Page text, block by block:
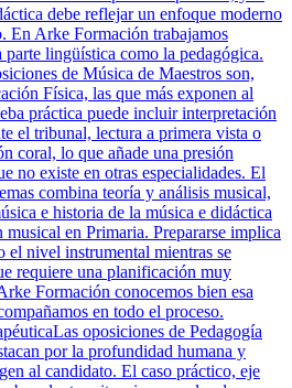
debe reflejar un enfoque moderno
En Arke Formación trabajamos
parte lingüística como la pedagógica.
de Música de Maestros son,
Física, las que más exponen al
práctica puede incluir interpretación
el tribunal, lectura a primera vista o
coral, lo que añade una presión
no existe en otras especialidades. El
combina teoría y análisis musical,
e historia de la música e didáctica
musical en Primaria. Prepararse implica
el nivel instrumental mientras se
requiere una planificación muy
Formación conocemos bien esa
en todo el proceso.
Las oposiciones de Pedagogía
por la profundidad humana y
al candidato. El caso práctico, eje